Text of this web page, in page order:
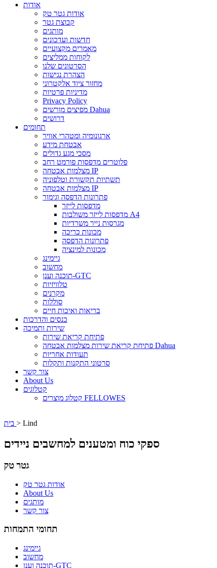
אודות
אודות גטר טק
קבוצת גטר
מותגים
חדשות ועדכונים
מאמרים מקצועיים
לקוחות ממליצים
הסרטונים שלנו
הצהרת נגישות
מחזור ציוד אלקטרוני
מדיניות פרטיות
Privacy Policy
מפיצים מורשים Dahua
דרושים
תחומים
ארגונומיה ומטהרי אוויר
אבטחת מידע
מסכי מגע גדולים
פלוטרים מדפסות פורמט רחב
מצלמות אבטחה IP
תשתיות תקשורת וטלפוניה
מצלמות אבטחה IP
פתרונות הדפסה וגימור
מדפסות לייזר
מדפסות לייזר משולבות A4
מגרסות נייר משרדיות
מכונות כריכה
פתרונות הדפסה
מכונות למינציה
גיימינג
מחשוב
תוכנה וענן-GTC
טלוויזיות
מקרנים
סוללות
בריאות ואיכות חיים
כנסים והדרכות
שירות ותמיכה
פתיחת קריאת שירות
פתיחת קריאת שירות מצלמות אבטחה Dahua
תעודות אחריות
סרטוני התקנות ותקלות
צור קשר
About Us
קטלוגים
קטלוג מוצרים FELLOWES
> Lind
ספקי כוח ומטענים למחשבים ניידים
גטר טק
אודות גטר טק
About Us
מותגים
צור קשר
תחומי התמחות
גיימינג
מחשוב
תוכנה וענן-GTC